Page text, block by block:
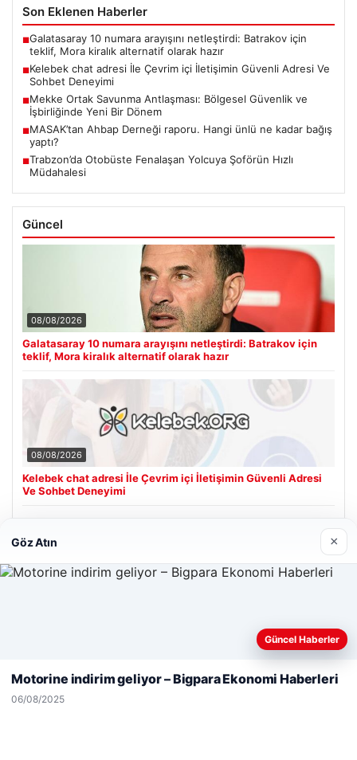
Son Eklenen Haberler
■Galatasaray 10 numara arayışını netleştirdi: Batrakov için
teklif, Mora kiralık alternatif olarak hazır
■Kelebek chat adresi İle Çevrim içi İletişimin Güvenli Adresi Ve
Sohbet Deneyimi
■Mekke Ortak Savunma Antlaşması: Bölgesel Güvenlik ve
İşbirliğinde Yeni Bir Dönem
■MASAK’tan Ahbap Derneği raporu. Hangi ünlü ne kadar bağış
yaptı?
■Trabzon’da Otobüste Fenalaşan Yolcuya Şoförün Hızlı
Müdahalesi
Güncel
08/08/2026
Galatasaray 10 numara arayışını netleştirdi: Batrakov için
teklif, Mora kiralık alternatif olarak hazır
08/08/2026
Kelebek chat adresi İle Çevrim içi İletişimin Güvenli Adresi
Ve Sohbet Deneyimi
Web sitemizi nasıl kullandığınızı daha iyi anlayabilmek,
deneyiminizi kişiselleştirmek ve geliştirmek amacıyla çerezler
Kabul Et
Göz Atın ×
Güncel Haberler
Motorine indirim geliyor – Bigpara Ekonomi Haberleri
06/08/2025